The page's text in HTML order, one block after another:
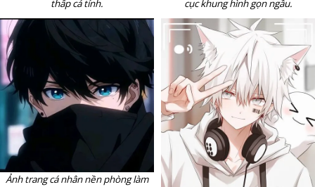
thấp cá tính. cục khung hình gọn ngầu.
Ảnh trang cá nhân nền phòng làm